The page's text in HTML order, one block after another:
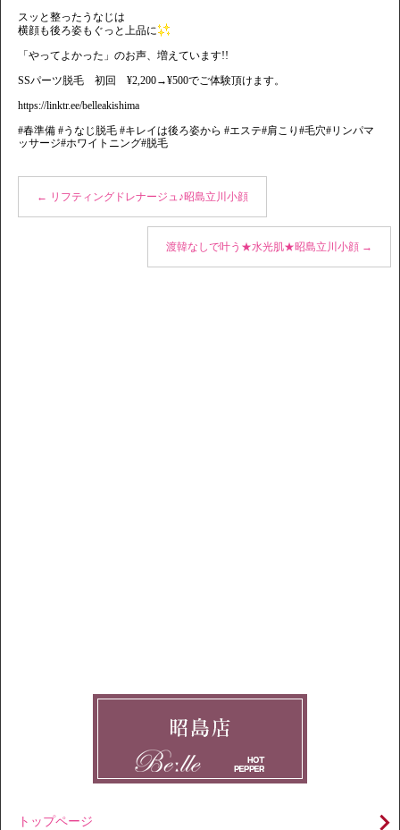
スッと整ったうなじは
横顔も後ろ姿もぐっと上品に
「やってよかった」のお声、増えています!!
SSパーツ脱毛 初回 ¥2,200→¥500でご体験頂けます。
https://linktr.ee/belleakishima
#春準備 #うなじ脱毛 #キレイは後ろ姿から #エステ#肩こり#毛穴#リンパマ
ッサージ#ホワイトニング#脱毛
← リフティングドレナージュ♪昭島立川小顔
渡韓なしで叶う★水光肌★昭島立川小顔 →
トップページ